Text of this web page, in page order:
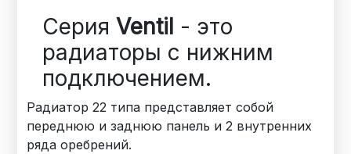
СерияVentil - это
радиаторы с нижним
подключением.
Радиатор 22 типа представляет собой
переднюю и заднюю панель и 2 внутренних
ряда оребрений.